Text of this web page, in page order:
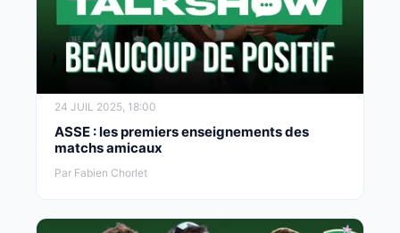
24 JUIL 2025, 18:00
ASSE : les premiers enseignements des
matchs amicaux
Par Fabien Chorlet